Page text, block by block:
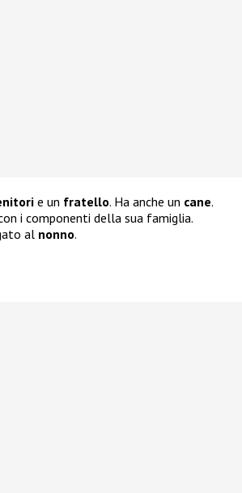
e un fratello. Ha anche un cane.
i componenti della sua famiglia.
al nonno.